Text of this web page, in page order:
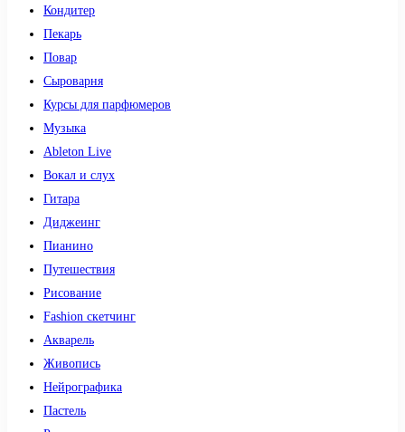
Кондитер
Пекарь
Повар
Сыроварня
Курсы для парфюмеров
Музыка
Ableton Live
Вокал и слух
Гитара
Диджеинг
Пианино
Путешествия
Рисование
Fashion скетчинг
Акварель
Живопись
Нейрографика
Пастель